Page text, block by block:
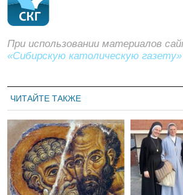
При использовании материалов
«Сибирскую католическую
ЧИТАЙТЕ ТАКЖЕ